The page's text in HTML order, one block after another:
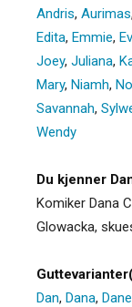
Andris, Aurimas,
Edita, Emmie,
Joey, Juliana,
Mary, Niamh,
Savannah,
Wendy
Du kjenner
Komiker Dana
Glowacka,
Dan, Dana,